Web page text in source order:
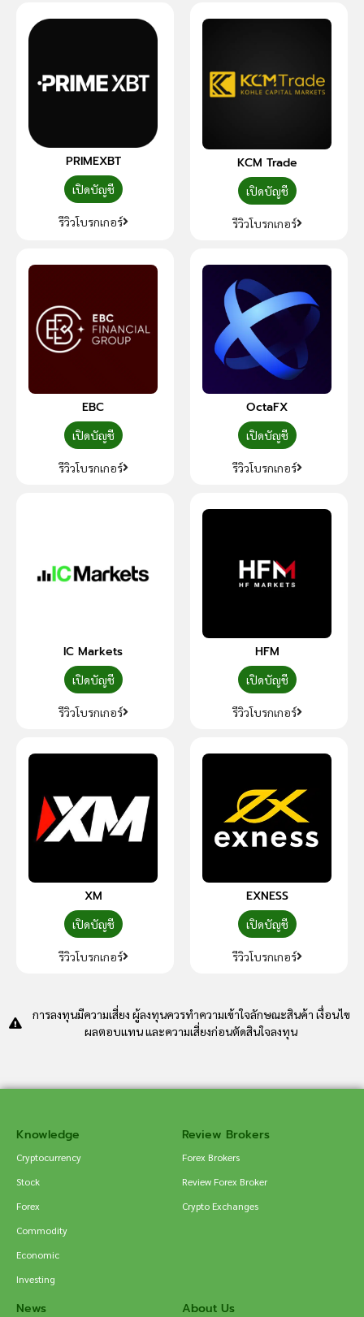
PRIMEXBT
เปิดบัญชี
รีวิวโบรกเกอร์
KCM Trade
เปิดบัญชี
รีวิวโบรกเกอร์
EBC
เปิดบัญชี
รีวิวโบรกเกอร์
OctaFX
เปิดบัญชี
รีวิวโบรกเกอร์
IC Markets
เปิดบัญชี
รีวิวโบรกเกอร์
HFM
เปิดบัญชี
รีวิวโบรกเกอร์
XM
เปิดบัญชี
รีวิวโบรกเกอร์
EXNESS
เปิดบัญชี
รีวิวโบรกเกอร์
การลงทุนมีความเสี่ยง ผู้ลงทุนควรทำความเข้าใจลักษณะสินค้า เงื่อนไข
ผลตอบแทน และความเสี่ยงก่อนตัดสินใจลงทุน
Knowledge
Cryptocurrency
Stock
Forex
Commodity
Economic
Investing
Review Brokers
Forex Brokers
Review Forex Broker
Crypto Exchanges
News About Us